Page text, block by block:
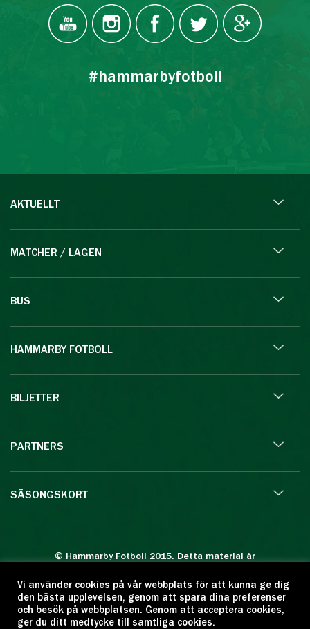
#hammarbyfotboll
AKTUELLT
MATCHER / LAGEN
BUS
HAMMARBY FOTBOLL
BILJETTER
PARTNERS
SÄSONGSKORT
© Hammarby Fotboll 2015. Detta material är
Eftertryck eller annan kopiering är förbjuden.
Citera oss gärna men ange källan:
www.hammarbyfotboll.se. Ansvarig utgivare:
Vi använder cookies på vår webbplats för att kunna ge dig
den bästa upplevelsen, genom att spara dina preferenser
och besök på webbplatsen. Genom att acceptera cookies,
ger du ditt medtycke till samtliga cookies.